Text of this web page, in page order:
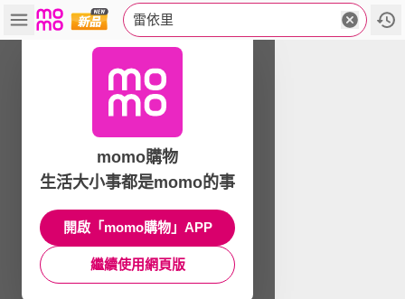
雷依里
momo購物
生活大小事都是momo的事
開啟「momo購物」APP
繼續使用網頁版